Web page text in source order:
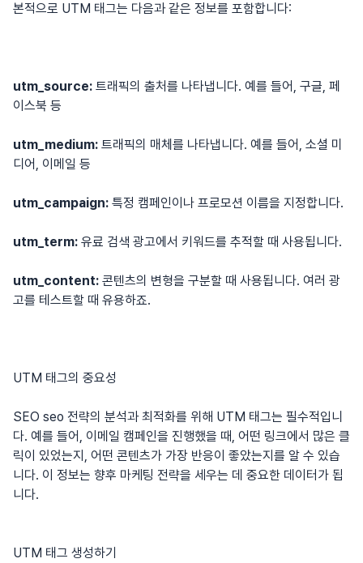
본적으로 UTM 태그는 다음과 같은 정보를 포함합니다:
utm_source: 트래픽의 출처를 나타냅니다. 예를 들어, 구글, 페
이스북 등
utm_medium: 트래픽의 매체를 나타냅니다. 예를 들어, 소셜 미
디어, 이메일 등
utm_campaign: 특정 캠페인이나 프로모션 이름을 지정합니다.
utm_term: 유료 검색 광고에서 키워드를 추적할 때 사용됩니다.
utm_content: 콘텐츠의 변형을 구분할 때 사용됩니다. 여러 광
고를 테스트할 때 유용하죠.
UTM 태그의 중요성
SEO seo 전략의 분석과 최적화를 위해 UTM 태그는 필수적입니
다. 예를 들어, 이메일 캠페인을 진행했을 때, 어떤 링크에서 많은 클
릭이 있었는지, 어떤 콘텐츠가 가장 반응이 좋았는지를 알 수 있습
니다. 이 정보는 향후 마케팅 전략을 세우는 데 중요한 데이터가 됩
니다.
UTM 태그 생성하기